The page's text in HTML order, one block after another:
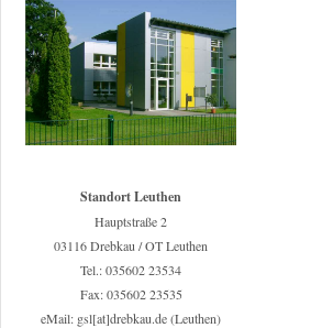
Standort Leuthen
Hauptstraße 2
03116 Drebkau / OT Leuthen
Tel.: 035602 23534
Fax: 035602 23535
eMail: gsl[at]drebkau.de (Leuthen)